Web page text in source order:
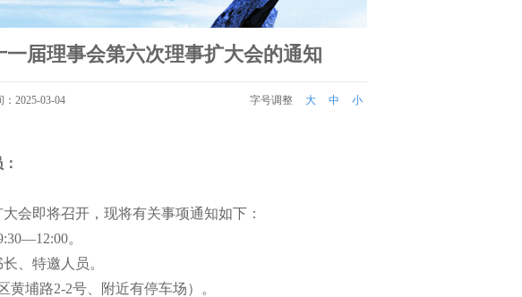
届理事会第六次理事扩大会的通知
2025-03-04 字号调整 大 中 小
会即将召开，现将有关事项通知如下：
。
、特邀人员。
埔路2-2号、附近有停车场）。